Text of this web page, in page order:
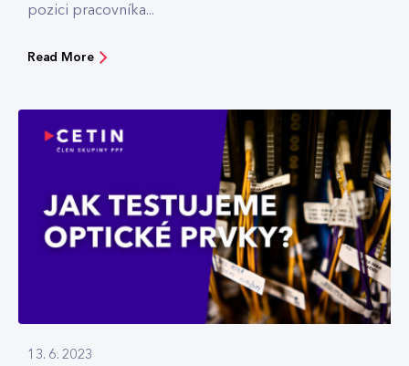
pozici pracovníka...
Read More
13. 6. 2023